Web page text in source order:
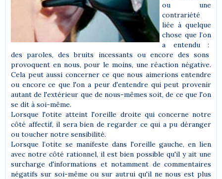
ou une
contrariété
liée à quelque
chose que l’on
a entendu :
des paroles, des bruits incessants ou encore des sons
provoquent en nous, pour le moins, une réaction négative.
Cela peut aussi concerner ce que nous aimerions entendre
ou encore ce que l'on a peur d'entendre qui peut provenir
autant de l'extérieur que de nous-mêmes soit, de ce que l'on
se dit à soi-même.
Lorsque l'otite atteint l'oreille droite qui concerne notre
côté affectif, il sera bien de regarder ce qui a pu déranger
ou toucher notre sensibilité.
Lorsque l’otite se manifeste dans l'oreille gauche, en lien
avec notre côté rationnel, il est bien possible qu'il y ait une
surcharge d'informations et notamment de commentaires
négatifs sur soi-même ou sur autrui qu'il ne nous est plus